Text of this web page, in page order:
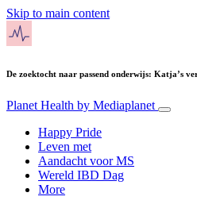
Skip to main content
De zoektocht naar passend onderwijs: Katja’s
Planet Health by Mediaplanet
Happy Pride
Leven met
Aandacht voor MS
Wereld IBD Dag
More